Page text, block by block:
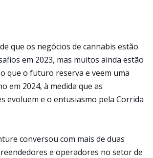
que os negócios de cannabis estão
em 2023, mas muitos ainda estão
que o futuro reserva e veem uma
em 2024, à medida que as
evoluem e o entusiasmo pela Corrida
conversou com mais de duas
e operadores no setor de